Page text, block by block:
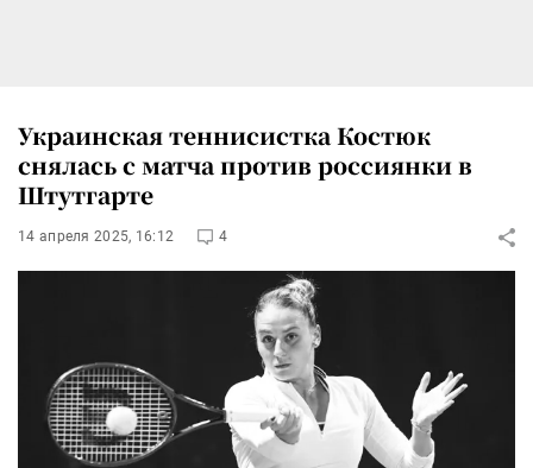
Украинская теннисистка Костюк
снялась с матча против россиянки в
Штутгарте
14 апреля 2025, 16:12 4